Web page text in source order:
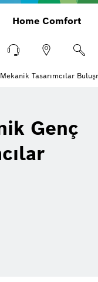
Home Comfort
Tasarımcılar
Genç